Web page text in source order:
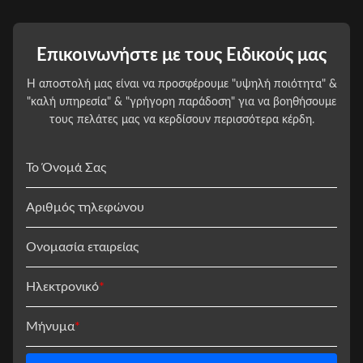
Επικοινωνήστε με τους Ειδικούς μας
Η αποστολή μας είναι να προσφέρουμε "υψηλή ποιότητα" &
"καλή υπηρεσία" & "γρήγορη παράδοση" για να βοηθήσουμε
τους πελάτες μας να κερδίσουν περισσότερα κέρδη.
Το Όνομά Σας
Αριθμός τηλεφώνου
Ονομασία εταιρείας
Ηλεκτρονικό*
Μήνυμα*